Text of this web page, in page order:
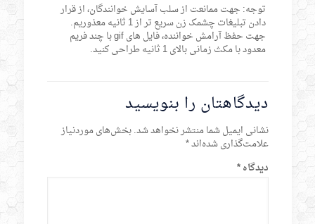
توجه: جهت ممانعت از سلب آسایش خوانندگان، از قرار
دادن تبلیغات چشمک زن سریع تر از 1 ثانیه معذوریم.
جهت حفظ آرامش خواننده، فایل های gif با چند فریم
معدود با مکث زمانی بالای 1 ثانیه طراحی کنید.
دیدگاهتان را بنویسید
نشانی ایمیل شما منتشر نخواهد شد.بخش‌های موردنیاز
علامت‌گذاری شده‌اند*
دیدگاه*